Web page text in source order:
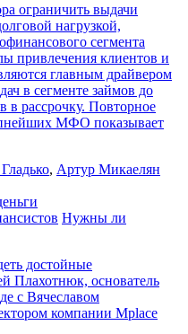
ограничить выдачи
нагрузкой,
сегмента
привлечения клиентов и
главным драйвером
в сегменте займов до
в рассрочку. Повторное
МФО показывает
, Артур Микаелян
Нужны ли
достойные
Плахотнюк, основатель
с Вячеславом
компании Mplace